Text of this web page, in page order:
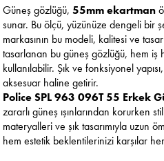
Güneş gözlüğü,55mm ekartman
sunar. Bu ölçü, yüzünüze dengeli bir
markasının bu modeli, kalitesi ve
tasarlanan bu güneş gözlüğü, hem iş
kullanılabilir. Şık ve fonksiyonel
aksesuar haline getirir.
Police SPL 963 096T 55 Erkek
zararlı güneş ışınlarından korurken
materyalleri ve şık tasarımıyla uzun
hem estetik beklentilerinizi karşılar